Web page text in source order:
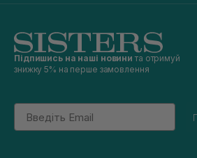
Підпишись на наші новини та отримуй
знижку 5% на перше замовлення
Email